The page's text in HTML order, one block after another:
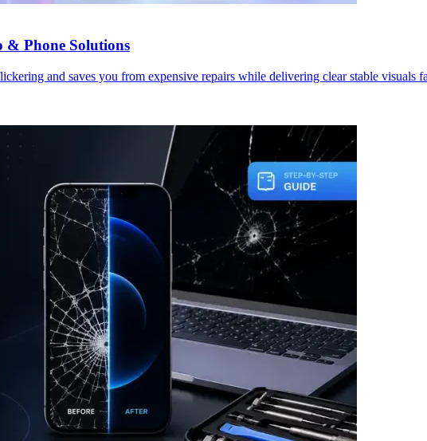
& Phone Solutions
and saves you from expensive repairs while delivering clear stable visuals